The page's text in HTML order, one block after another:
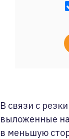
В связи с
выложенные на
в меньшую